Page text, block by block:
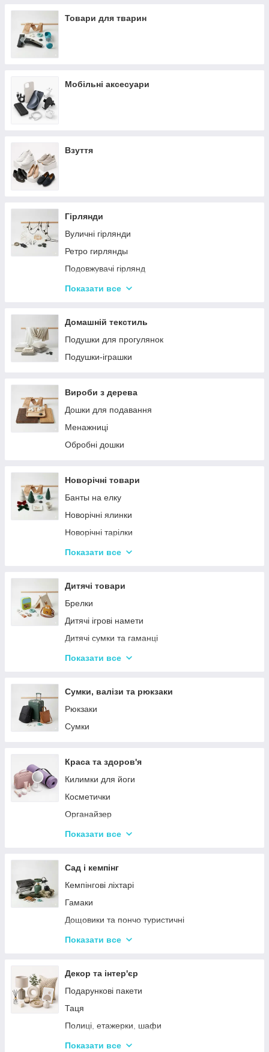
Товари для тварин
Мобільні аксесуари
Взуття
Гірлянди
Вуличні гірлянди
Ретро гирлянды
Подовжувачі гірлянд
Хатні гірлянди
Показати все
Домашній текстиль
Подушки для прогулянок
Подушки-іграшки
Вироби з дерева
Дошки для подавання
Менажниці
Обробні дошки
Новорічні товари
Банты на елку
Новорічні ялинки
Новорічні тарілки
Новорічні фігурки та статуетки
Столовий посуд
Хвойні гірлянди
Показати все
Дитячі товари
Брелки
Дитячі ігрові намети
Дитячі сумки та гаманці
Дитячі фотокамери
Показати все
Сумки, валізи та рюкзаки
Рюкзаки
Сумки
Краса та здоров'я
Килимки для йоги
Косметички
Органайзер
Косметичні дзеркала
Стайлери
Плойки
Машинки для стриження
Воскоплави
Лампи для манікюр
Електробритви
Фени
Гофре та випрямлячі для волосся
Ручні масажери для тіла
Показати все
Сад і кемпінг
Кемпінгові ліхтарі
Гамаки
Дощовики та пончо туристичні
Садове освітлення
Термосумки
Туристичні інструменти та набори
Туристичні нагрівачі
Туристичні плити
Аксесуари
Показати все
Декор та інтер'єр
Подарункові пакети
Таця
Полиці, етажерки, шафи
Серветки сервірувальні
Показати все